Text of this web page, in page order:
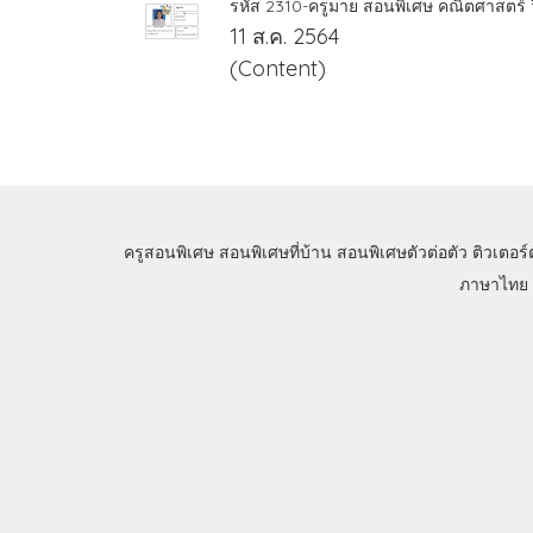
รหัส 2310-ครูมาย สอนพิเศษ คณิตศาสตร์
11 ส.ค. 2564
(Content)
ครูสอนพิเศษ สอนพิเศษที่บ้าน สอนพิเศษตัวต่อตัว ติวเตอ
ภาษาไทย